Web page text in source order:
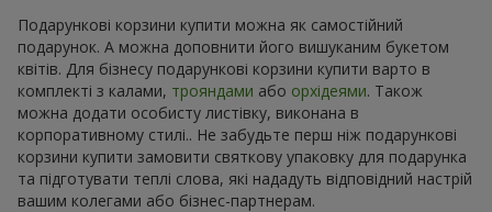
Подарункові корзини купити можна як самостійний
подарунок. А можна доповнити його вишуканим букетом
квітів. Для бізнесу подарункові корзини купити варто в
комплекті з калами, трояндами або орхідеями. Також
можна додати особисту листівку, виконана в
корпоративному стилі.. Не забудьте перш ніж подарункові
корзини купити замовити святкову упаковку для подарунка
та підготувати теплі слова, які нададуть відповідний настрій
вашим колегами або бізнес-партнерам.